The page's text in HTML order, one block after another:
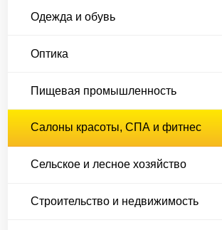
Одежда и обувь
Оптика
Пищевая промышленность
Салоны красоты, СПА и фитнес
Сельское и лесное хозяйство
Строительство и недвижимость